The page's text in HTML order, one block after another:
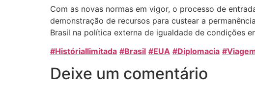
​Com as novas normas em vigor, o processo de
demonstração de recursos para custear a
Brasil na política externa de igualdade de condições
#HistóriaIlimitada #Brasil #EUA #Diplomacia
Deixe um comentário